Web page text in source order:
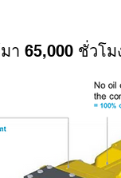
65,000 ชั่วโ